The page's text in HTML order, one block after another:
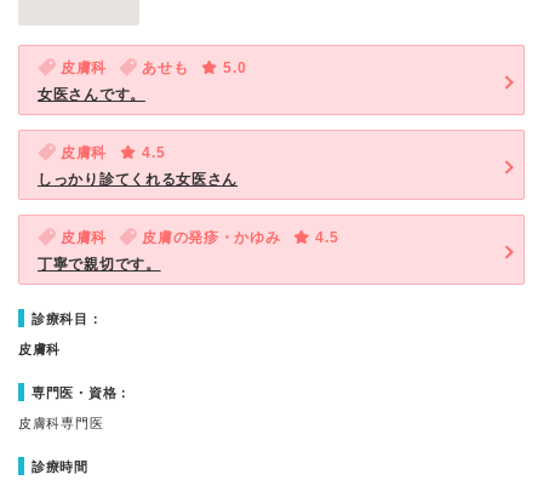
皮膚科 あせも
5.0
女医さんです。
皮膚科
4.5
しっかり診てくれる女医さん
皮膚科 皮膚の発疹・かゆみ
4.5
丁寧で親切です。
診療科目：
皮膚科
専門医・資格：
皮膚科専門医
診療時間